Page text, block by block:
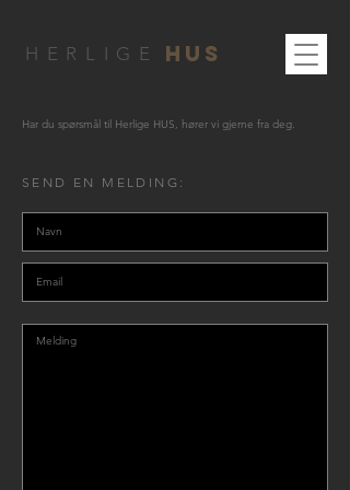
HUS
HERLIGE
Har du spørsmål til Herlige HUS, hører vi gjerne fra deg.
SEND EN MELDING: